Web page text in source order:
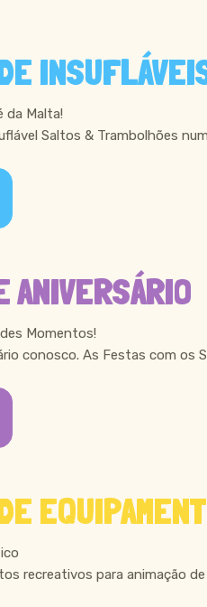
da Malta!
Saltos & Trambolhões
ANIVERSÁRIO
Momentos!
conosco. As Festas com os
recreativos para animação